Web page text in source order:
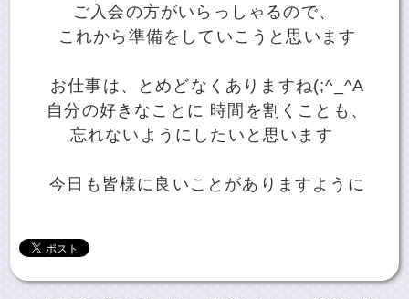
ご入会の方がいらっしゃるので、
これから準備をしていこうと思います
お仕事は、とめどなくありますね(;^_^A
自分の好きなことに 時間を割くことも、
忘れないようにしたいと思います
今日も皆様に良いことがありますように